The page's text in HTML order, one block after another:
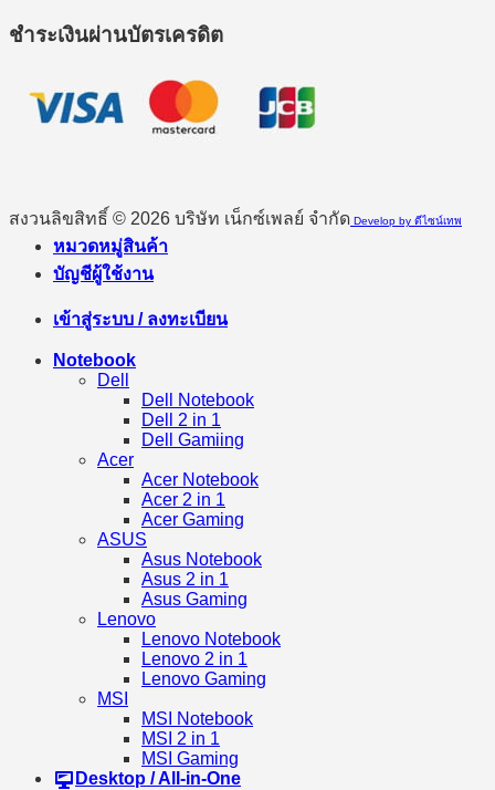
ชำระเงินผ่านบัตรเครดิต
สงวนลิขสิทธิ์ © 2026 บริษัท เน็กซ์เพลย์ จำกัด Develop by ดีไซน์เทพ
หมวดหมู่สินค้า
บัญชีผู้ใช้งาน
เข้าสู่ระบบ / ลงทะเบียน
Notebook
Dell
Dell Notebook
Dell 2 in 1
Dell Gamiing
Acer
Acer Notebook
Acer 2 in 1
Acer Gaming
ASUS
Asus Notebook
Asus 2 in 1
Asus Gaming
Lenovo
Lenovo Notebook
Lenovo 2 in 1
Lenovo Gaming
MSI
MSI Notebook
MSI 2 in 1
MSI Gaming
Desktop / All-in-One